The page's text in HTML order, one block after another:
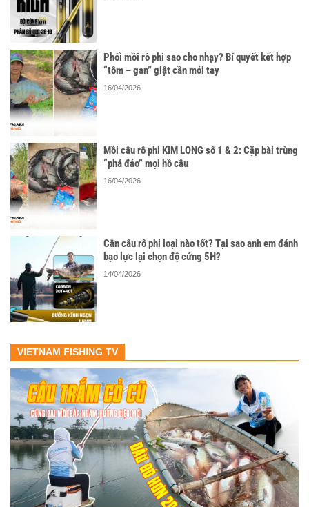
Phối mồi rô phi sao cho nhạy? Bí quyết kết hợp
“tôm – gan” giật cần mỏi tay
16/04/2026
Mồi câu rô phi KIM LONG số 1 & 2: Cặp bài trùng
“phá đảo” mọi hồ câu
16/04/2026
Cần câu rô phi loại nào tốt? Tại sao anh em đánh
bạo lực lại chọn độ cứng 5H?
14/04/2026
VIETNAM FISHING TV